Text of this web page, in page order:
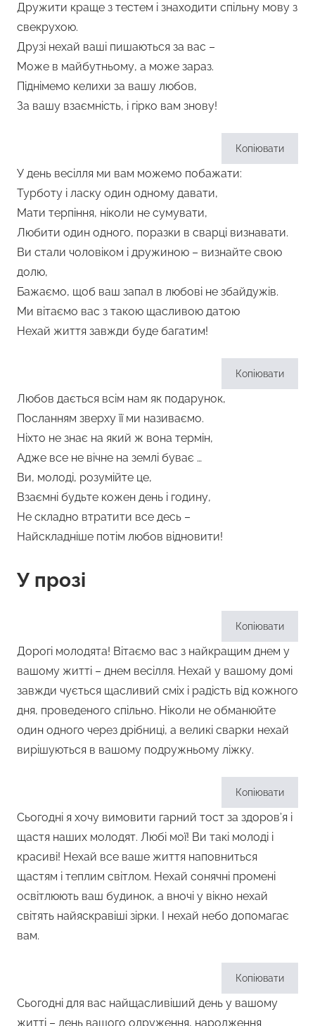
Дружити краще з тестем і знаходити спільну мову з
свекрухою.
Друзі нехай ваші пишаються за вас –
Може в майбутньому, а може зараз.
Піднімемо келихи за вашу любов,
За вашу взаємність, і гірко вам знову!
Копіювати
У день весілля ми вам можемо побажати:
Турботу і ласку один одному давати,
Мати терпіння, ніколи не сумувати,
Любити один одного, поразки в сварці визнавати.
Ви стали чоловіком і дружиною – визнайте свою
долю,
Бажаємо, щоб ваш запал в любові не збайдужів.
Ми вітаємо вас з такою щасливою датою
Нехай життя завжди буде багатим!
Копіювати
Любов дається всім нам як подарунок,
Посланням зверху її ми називаємо.
Ніхто не знає на який ж вона термін,
Адже все не вічне на землі буває …
Ви, молоді, розумійте це,
Взаємні будьте кожен день і годину,
Не складно втратити все десь –
Найскладніше потім любов відновити!
У прозі
Копіювати
Дорогі молодята! Вітаємо вас з найкращим днем ​​у
вашому житті – днем ​​весілля. Нехай у вашому домі
завжди чується щасливий сміх і радість від кожного
дня, проведеного спільно. Ніколи не обманюйте
один одного через дрібниці, а великі сварки нехай
вирішуються в вашому подружньому ліжку.
Копіювати
Сьогодні я хочу вимовити гарний тост за здоров’я і
щастя наших молодят. Любі мої! Ви такі молоді і
красиві! Нехай все ваше життя наповниться
щастям і теплим світлом. Нехай сонячні промені
освітлюють ваш будинок, а вночі у вікно нехай
світять найяскравіші зірки. І нехай небо допомагає
вам.
Копіювати
Сьогодні для вас найщасливіший день у вашому
житті – день вашого одруження, народження